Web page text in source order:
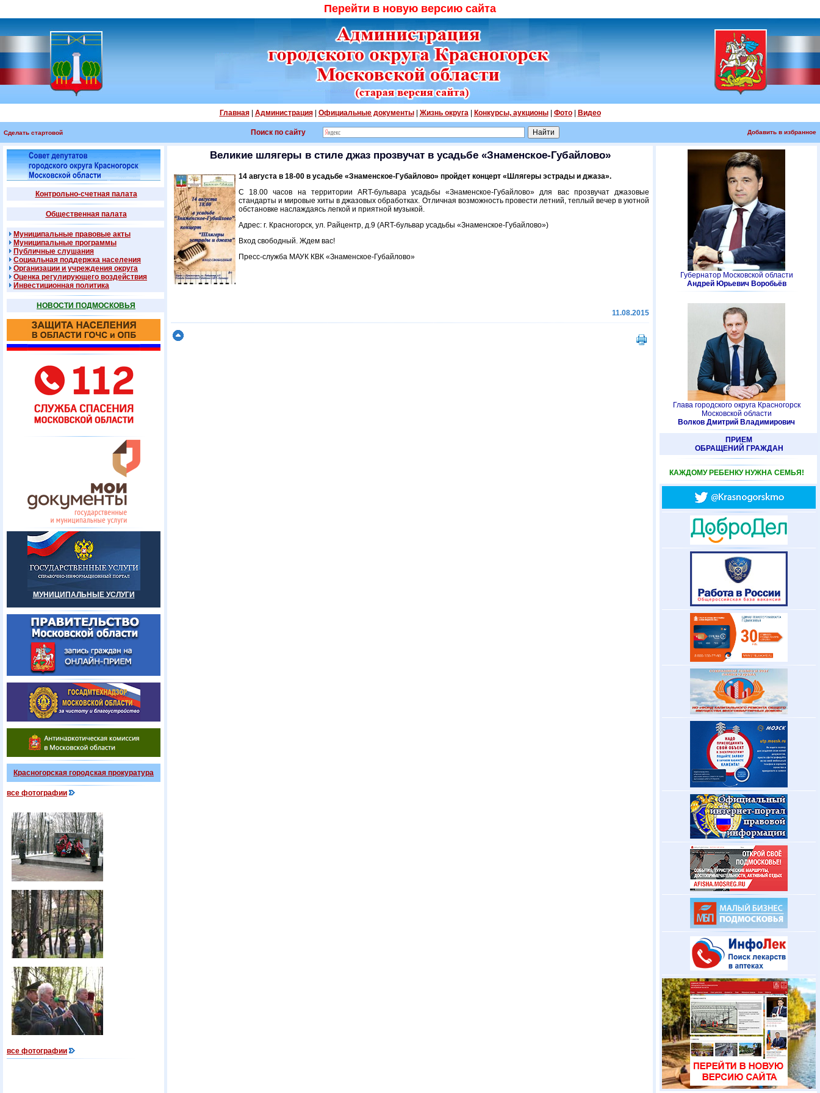
Перейти в новую версию сайта
Главная| Администрация| Официальные документы| Жизнь округа| Конкурсы, аукционы| Фото| Видео
Сделать стартовой Поиск по сайту Добавить в избранное
Контрольно-счетная палата
Общественная палата
Муниципальные правовые акты
Муниципальные программы
Публичные слушания
Социальная поддержка населения
Организации и учреждения округа
Оценка регулирующего воздействия
Инвестиционная политика
НОВОСТИ ПОДМОСКОВЬЯ
МУНИЦИПАЛЬНЫЕ УСЛУГИ
Красногорская городская прокуратура
все фотографии
все фотографии
Великие шлягеры в стиле джаз прозвучат в усадьбе «Знаменское-Губайлово»
14 августа в 18-00 в усадьбе «Знаменское-Губайлово» пройдет концерт «Шлягеры эстрады и джаза».
С 18.00 часов на территории ART-бульвара усадьбы «Знаменское-Губайлово» для вас прозвучат джазовые
стандарты и мировые хиты в джазовых обработках. Отличная возможность провести летний, теплый вечер в уютной
обстановке наслаждаясь легкой и приятной музыкой.
Адрес: г. Красногорск, ул. Райцентр, д.9 (ART-бульвар усадьбы «Знаменское-Губайлово»)
Вход свободный. Ждем вас!
Пресс-служба МАУК КВК «Знаменское-Губайлово»
11.08.2015
Губернатор Московской области
Андрей Юрьевич Воробьёв
Глава городского округа Красногорск
Московской области
Волков Дмитрий Владимирович
ПРИЕМ
ОБРАЩЕНИЙ ГРАЖДАН
КАЖДОМУ РЕБЕНКУ НУЖНА СЕМЬЯ!